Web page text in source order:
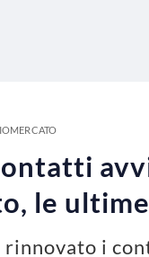
le ultime
rinnovato i